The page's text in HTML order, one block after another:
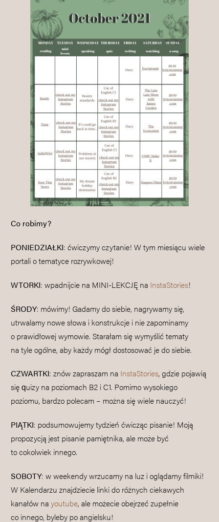
Co robimy?
PONIEDZIAŁKI: ćwiczymy czytanie! W tym miesiącu wiele
portali o tematyce rozrywkowej!
WTORKI: wpadnijcie na MINI-LEKCJĘ na InstaStories!
ŚRODY: mówimy! Gadamy do siebie, nagrywamy się,
utrwalamy nowe słowa i konstrukcje i nie zapominamy
o prawidłowej wymowie. Starałam się wymyślić tematy
na tyle ogólne, aby każdy mógł dostosować je do siebie.
CZWARTKI: znów zapraszam na InstaStories, gdzie pojawią
się quizy na poziomach B2 i C1. Pomimo wysokiego
poziomu, bardzo polecam – można się wiele nauczyć!
PIĄTKI: podsumowujemy tydzień ćwicząc pisanie! Moją
propozycją jest pisanie pamiętnika, ale może być
to cokolwiek innego.
SOBOTY: w weekendy wrzucamy na luz i oglądamy filmiki!
W Kalendarzu znajdziecie linki do różnych ciekawych
kanałów nayoutube, ale możecie obejrzeć zupełnie
co innego, byleby po angielsku!